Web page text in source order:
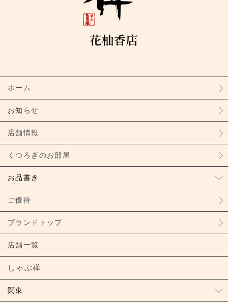
ホーム
お知らせ
店舗情報
くつろぎのお部屋
お品書き
ご優待
ブランドトップ
店舗一覧
しゃぶ禅
関東